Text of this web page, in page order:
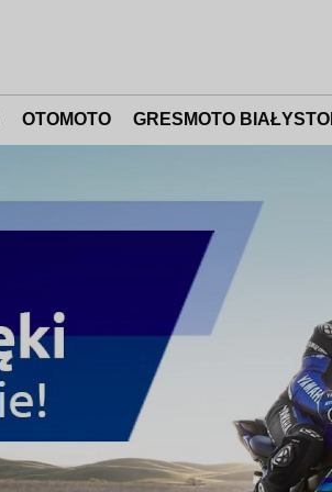
OTOMOTO GRESMOTO